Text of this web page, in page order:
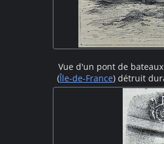
Vue d'un pont de
(Île-de-France) détruit
solidement arrimées
soldat et quelques
piles et quelques travées